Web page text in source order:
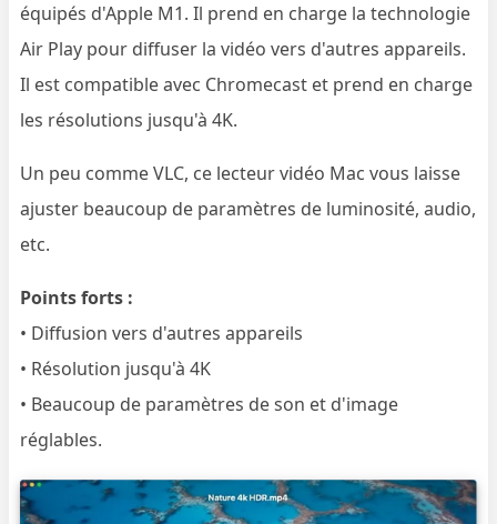
équipés d'Apple M1. Il prend en charge la technologie
Air Play pour diffuser la vidéo vers d'autres appareils.
Il est compatible avec Chromecast et prend en charge
les résolutions jusqu'à 4K.
Un peu comme VLC, ce lecteur vidéo Mac vous laisse
ajuster beaucoup de paramètres de luminosité, audio,
etc.
Points forts :
• Diffusion vers d'autres appareils
• Résolution jusqu'à 4K
• Beaucoup de paramètres de son et d'image
réglables.